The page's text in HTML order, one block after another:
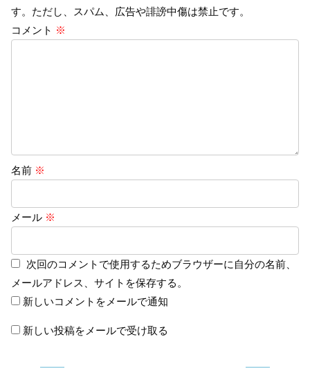
す。ただし、スパム、広告や誹謗中傷は禁止です。
コメント ※
名前 ※
メール ※
次回のコメントで使用するためブラウザーに自分の名前、
メールアドレス、サイトを保存する。
新しいコメントをメールで通知
新しい投稿をメールで受け取る